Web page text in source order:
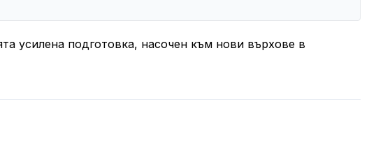
усилена подготовка, насочен към нови върхове в